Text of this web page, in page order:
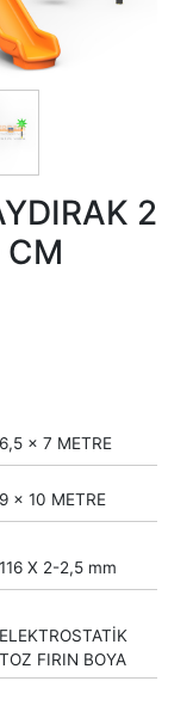
2
6,5 x 7 METRE
9 x 10 METRE
116 X 2-2,5 mm
ELEKTROSTATİK
TOZ FIRIN BOYA